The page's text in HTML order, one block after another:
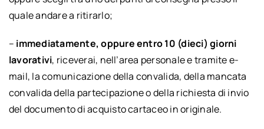
quale andare a ritirarlo;
– immediatamente, oppure entro 10 (dieci) giorni
lavorativi, riceverai, nell’area personale e tramite e-
mail, la comunicazione della convalida, della mancata
convalida della partecipazione o della richiesta di invio
del documento di acquisto cartaceo in originale.